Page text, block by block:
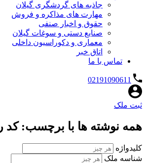
جاذبه های گردشگری گیلان
مهارت های مذاکره و فروش
حقوق و اخبار صنفی
صنایع دستی و سوغات گیلان
معماری و دکوراسیون داخلی
اتاق خبر
تماس با ما
02191090611
ثبت ملک
همه نوشته ها با برچسب: کد
کلیدواژه
شناسه ملک